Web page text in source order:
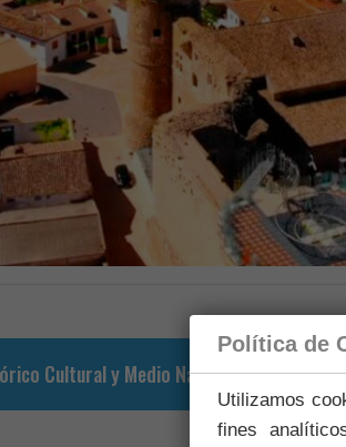
Cultural y Medio Natural)
Política de
Utilizamos
fines